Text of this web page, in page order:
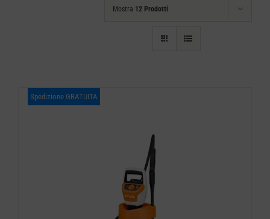
Mostra 12 Prodotti
Spedizione GRATUITA